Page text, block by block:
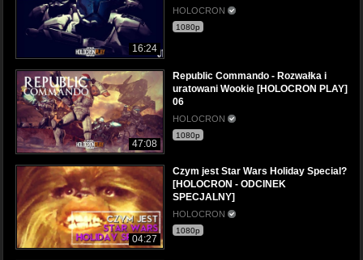
16:24
HOLOCRON
1080p
47:08
Republic Commando - Rozwałka i
uratowani Wookie [HOLOCRON PLAY]
06
HOLOCRON
1080p
04:27
Czym jest Star Wars Holiday Special?
[HOLOCRON - ODCINEK
SPECJALNY]
HOLOCRON
1080p